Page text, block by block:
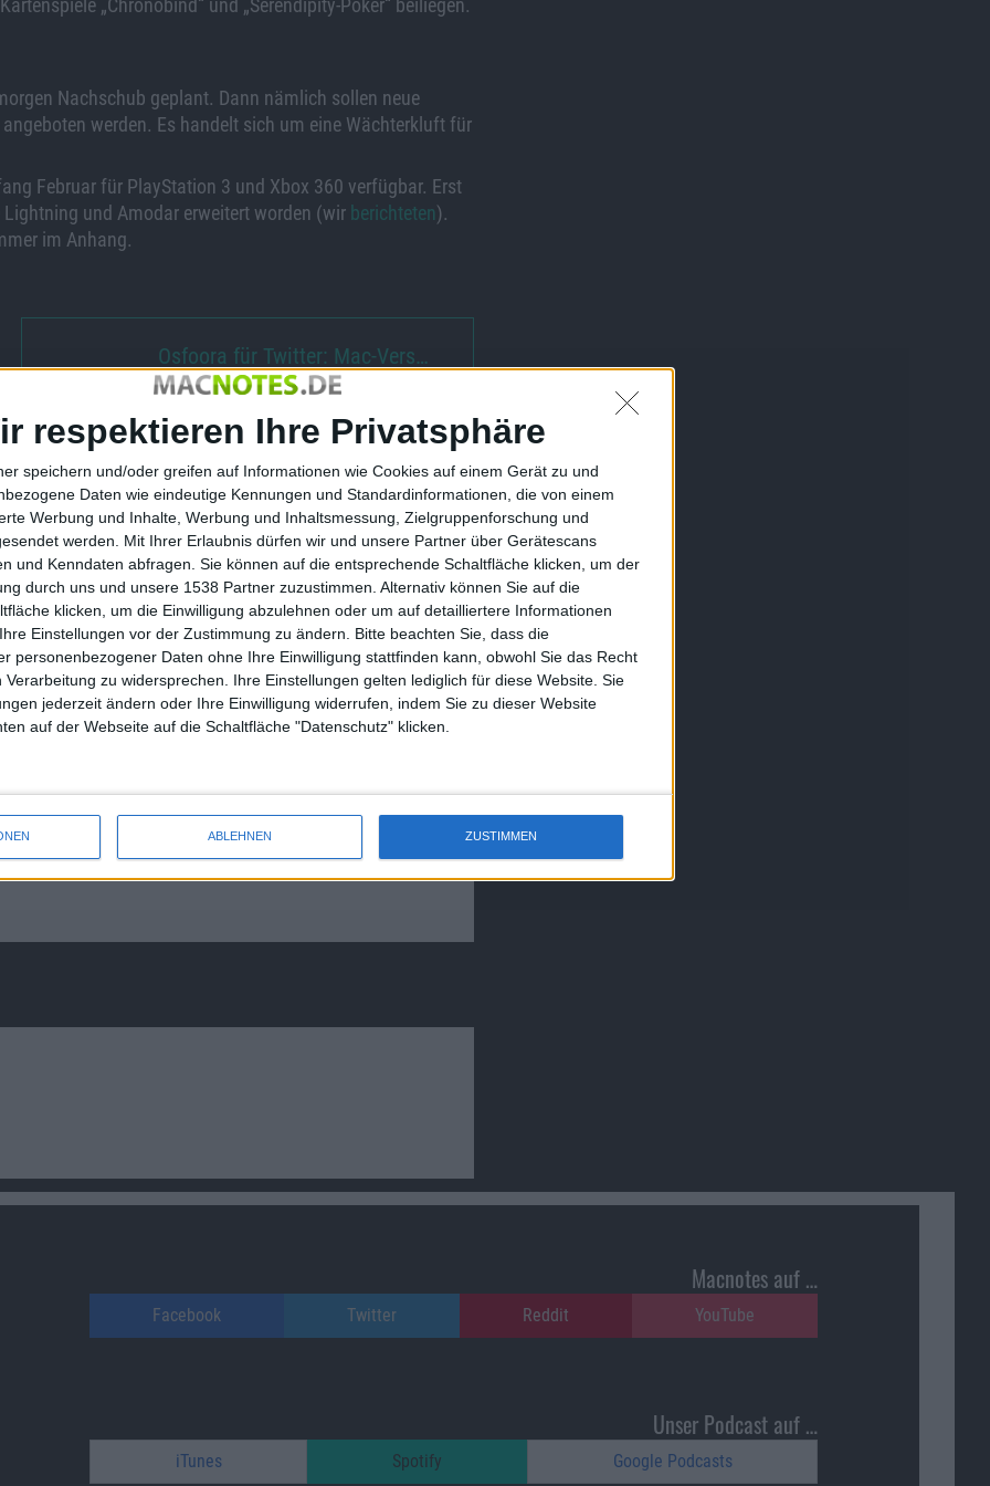
respektieren Ihre Privatsphäre
speichern und/oder greifen auf Informationen wie Cookies auf einem Gerät zu und
Daten wie eindeutige Kennungen und Standardinformationen, die von einem
Werbung und Inhalte, Werbung und Inhaltsmessung, Zielgruppenforschung und
werden.
Mit Ihrer Erlaubnis dürfen wir und unsere Partner über Gerätescans
und Kenndaten abfragen. Sie können auf die entsprechende Schaltfläche klicken, um der
durch uns und unsere 1538 Partner zuzustimmen. Alternativ können Sie auf die
klicken, um die Einwilligung abzulehnen oder um auf detailliertere Informationen
Einstellungen vor der Zustimmung zu ändern.
Bitte beachten Sie, dass die
personenbezogener Daten ohne Ihre Einwilligung stattfinden kann, obwohl Sie das Recht
Verarbeitung zu widersprechen. Ihre Einstellungen gelten lediglich für diese Website. Sie
jederzeit ändern oder Ihre Einwilligung widerrufen, indem Sie zu dieser Website
auf der Webseite auf die Schaltfläche "Datenschutz" klicken.
ABLEHNEN ZUSTIMMEN
„Chronobind“ und „Serendipity-Poker“ beiliegen.
Nachschub geplant. Dann nämlich sollen neue
werden. Es handelt sich um eine Wächterkluft für
Februar für PlayStation 3 und Xbox 360 verfügbar. Erst
und Amodar erweitert worden (wir berichteten).
im Anhang.
Osfoora für Twitter: Mac-Vers…
für
360
Call of Duty: Modern Warfare 3
– Amazon-PC-Vorbesteller
bekommen Call of Duty 4 gratis
14.10.2011
Macnotes auf …
Facebook Twitter Reddit YouTube
Unser Podcast auf …
iTunes Spotify Google Podcasts